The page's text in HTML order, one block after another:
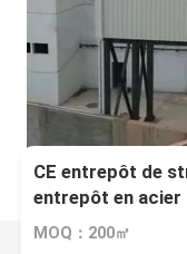
CE entrepôt de
entrepôt en
MOQ：200㎡